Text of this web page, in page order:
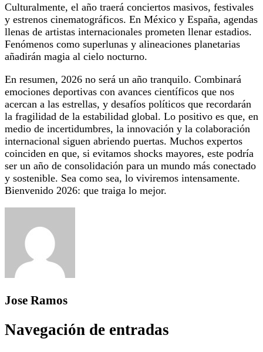
Culturalmente, el año traerá conciertos masivos, festivales
y estrenos cinematográficos. En México y España, agendas
llenas de artistas internacionales prometen llenar estadios.
Fenómenos como superlunas y alineaciones planetarias
añadirán magia al cielo nocturno.
En resumen, 2026 no será un año tranquilo. Combinará
emociones deportivas con avances científicos que nos
acercan a las estrellas, y desafíos políticos que recordarán
la fragilidad de la estabilidad global. Lo positivo es que, en
medio de incertidumbres, la innovación y la colaboración
internacional siguen abriendo puertas. Muchos expertos
coinciden en que, si evitamos shocks mayores, este podría
ser un año de consolidación para un mundo más conectado
y sostenible. Sea como sea, lo viviremos intensamente.
Bienvenido 2026: que traiga lo mejor.
Jose Ramos
Navegación de entradas